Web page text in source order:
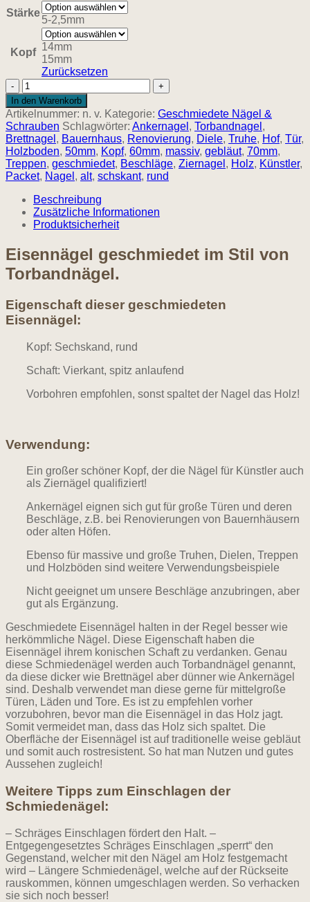
Stärke
5-2,5mm
Kopf 14mm
15mm
Zurücksetzen
Eisennägel
vierkant
geschmiedet
mit
sechskant
Kopf
Menge
In den Warenkorb
Artikelnummer: n. v. Kategorie: Geschmiedete Nägel &
Schrauben Schlagwörter: Ankernagel , Torbandnagel ,
Brettnagel , Bauernhaus, Renovierung, Diele, Truhe, Hof, Tür,
Holzboden, 50mm, Kopf, 60mm, massiv, gebläut, 70mm,
Treppen, geschmiedet, Beschläge, Ziernagel , Holz, Künstler,
Packet, Nagel , alt, schskant, rund
Beschreibung
Zusätzliche Informationen
Produktsicherheit
Eisennägel geschmiedet im Stil von
Torbandnägel.
Eigenschaft dieser geschmiedeten
Eisennägel:
Kopf: Sechskand, rund
Schaft: Vierkant, spitz anlaufend
Vorbohren empfohlen, sonst spaltet der Nagel das Holz!
Verwendung:
Ein großer schöner Kopf, der die Nägel für Künstler auch
als Ziernägel qualifiziert!
Ankernägel eignen sich gut für große Türen und deren
Beschläge, z.B. bei Renovierungen von Bauernhäusern
oder alten Höfen.
Ebenso für massive und große Truhen, Dielen, Treppen
und Holzböden sind weitere Verwendungsbeispiele
Nicht geeignet um unsere Beschläge anzubringen, aber
gut als Ergänzung.
Geschmiedete Eisennägel halten in der Regel besser wie
herkömmliche Nägel. Diese Eigenschaft haben die
Eisennägel ihrem konischen Schaft zu verdanken. Genau
diese Schmiedenägel werden auch Torbandnägel genannt,
da diese dicker wie Brettnägel aber dünner wie Ankernägel
sind. Deshalb verwendet man diese gerne für mittelgroße
Türen, Läden und Tore. Es ist zu empfehlen vorher
vorzubohren, bevor man die Eisennägel in das Holz jagt.
Somit vermeidet man, dass das Holz sich spaltet. Die
Oberfläche der Eisennägel ist auf traditionelle weise gebläut
und somit auch rostresistent. So hat man Nutzen und gutes
Aussehen zugleich!
Weitere Tipps zum Einschlagen der
Schmiedenägel:
– Schräges Einschlagen fördert den Halt. –
Entgegengesetztes Schräges Einschlagen „sperrt“ den
Gegenstand, welcher mit den Nägel am Holz festgemacht
wird – Längere Schmiedenägel, welche auf der Rückseite
rauskommen, können umgeschlagen werden. So verhacken
sie sich noch besser!